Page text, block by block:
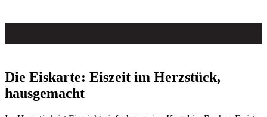
Die Eiskarte: Eiszeit im Herzstück,
hausgemacht